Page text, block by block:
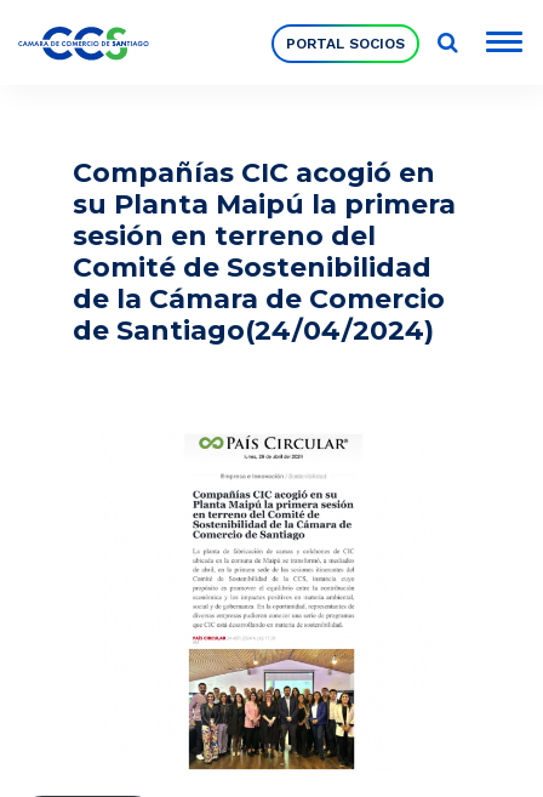
PORTAL SOCIOS
Nuestra Institución
Pilares Estratégicos
Noticias y Estudios
Unidades de Servicios
Compañías CIC acogió en
su Planta Maipú la primera
sesión en terreno del
Comité de Sostenibilidad
de la Cámara de Comercio
de Santiago(24/04/2024)